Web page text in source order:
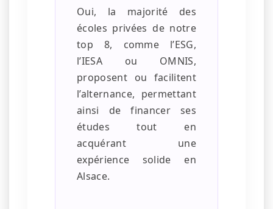
Oui, la majorité des
écoles privées de notre
top 8, comme l’ESG,
l’IESA ou OMNIS,
proposent ou facilitent
l’alternance, permettant
ainsi de financer ses
études tout en
acquérant une
expérience solide en
Alsace.